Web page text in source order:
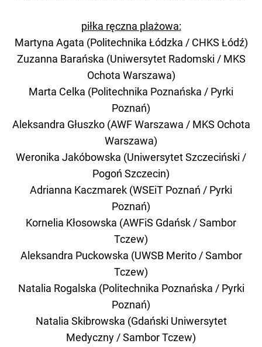
piłka ręczna plażowa:
Martyna Agata (Politechnika Łódzka / CHKS Łódź)
Zuzanna Barańska (Uniwersytet Radomski / MKS
Ochota Warszawa)
Marta Celka (Politechnika Poznańska / Pyrki
Poznań)
Aleksandra Głuszko (AWF Warszawa / MKS Ochota
Warszawa)
Weronika Jakóbowska (Uniwersytet Szczeciński /
Pogoń Szczecin)
Adrianna Kaczmarek (WSEiT Poznań / Pyrki
Poznań)
Kornelia Kłosowska (AWFiS Gdańsk / Sambor
Tczew)
Aleksandra Puckowska (UWSB Merito / Sambor
Tczew)
Natalia Rogalska (Politechnika Poznańska / Pyrki
Poznań)
Natalia Skibrowska (Gdański Uniwersytet
Medyczny / Sambor Tczew)